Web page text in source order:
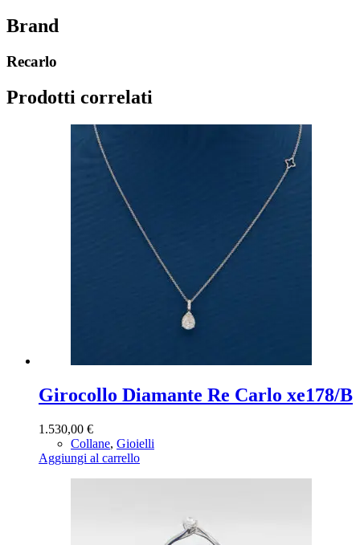
Brand
Recarlo
Prodotti correlati
Girocollo Diamante Re Carlo xe178/B
1.530,00 €
Collane, Gioielli
Aggiungi al carrello